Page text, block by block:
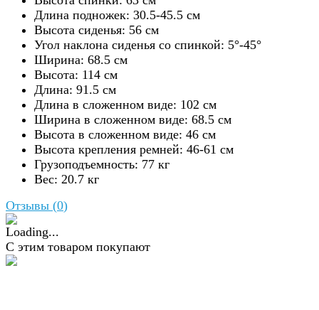
Длина подножек: 30.5-45.5 см
Высота сиденья: 56 см
Угол наклона сиденья со спинкой: 5°-45°
Ширина: 68.5 см
Высота: 114 см
Длина: 91.5 см
Длина в сложенном виде: 102 см
Ширина в сложенном виде: 68.5 см
Высота в сложенном виде: 46 см
Высота крепления ремней: 46-61 см
Грузоподъемность: 77 кг
Вес: 20.7 кг
Отзывы (0)
С этим товаром покупают